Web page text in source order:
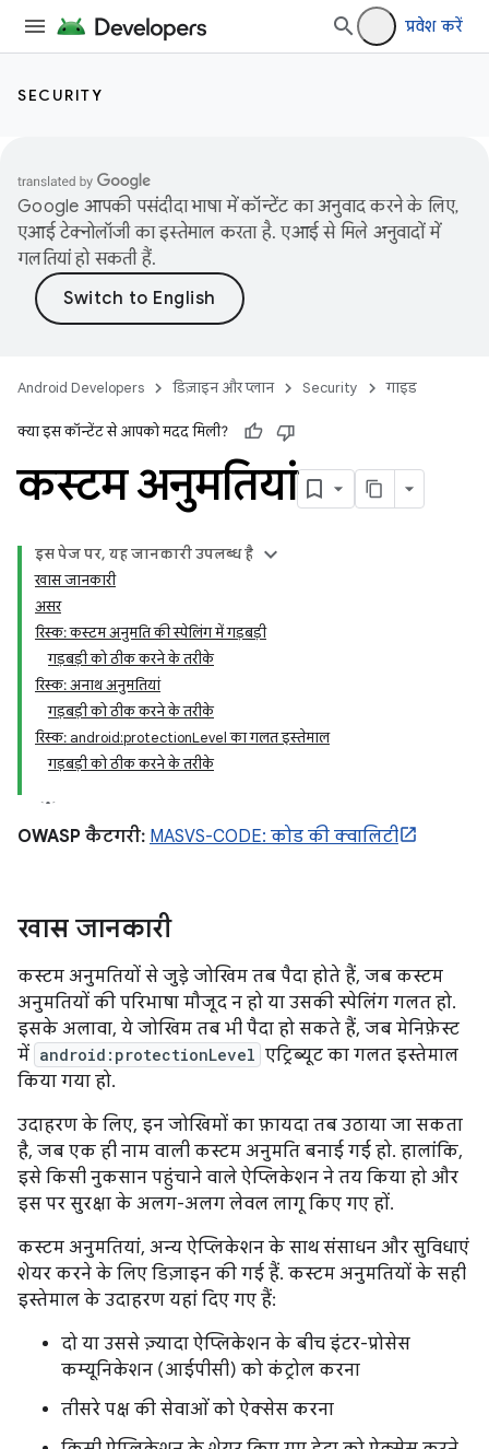
प्रवेश करें
SECURITY
Google आपकी पसंदीदा भाषा में कॉन्टेंट का अनुवाद करने के लिए,
एआई टेक्नोलॉजी का इस्तेमाल करता है. एआई से मिले अनुवादों में
गलतियां हो सकती हैं.
Android Developers डिज़ाइन और प्लान Security गाइड
क्या इस कॉन्टेंट से आपको मदद मिली?
कस्टम अनुमतियां
इस पेज पर, यह जानकारी उपलब्ध है
खास जानकारी
असर
रिस्क: कस्टम अनुमति की स्पेलिंग में गड़बड़ी
गड़बड़ी को ठीक करने के तरीके
रिस्क: अनाथ अनुमतियां
गड़बड़ी को ठीक करने के तरीके
रिस्क: android:protectionLevel का गलत इस्तेमाल
गड़बड़ी को ठीक करने के तरीके
OWASP कैटगरी: MASVS-CODE: कोड की क्वालिटी
खास जानकारी
कस्टम अनुमतियों से जुड़े जोखिम तब पैदा होते हैं, जब कस्टम
अनुमतियों की परिभाषा मौजूद न हो या उसकी स्पेलिंग गलत हो.
इसके अलावा, ये जोखिम तब भी पैदा हो सकते हैं, जब मेनिफ़ेस्ट
में android:protectionLevel एट्रिब्यूट का गलत इस्तेमाल
किया गया हो.
उदाहरण के लिए, इन जोखिमों का फ़ायदा तब उठाया जा सकता
है, जब एक ही नाम वाली कस्टम अनुमति बनाई गई हो. हालांकि,
इसे किसी नुकसान पहुंचाने वाले ऐप्लिकेशन ने तय किया हो और
इस पर सुरक्षा के अलग-अलग लेवल लागू किए गए हों.
कस्टम अनुमतियां, अन्य ऐप्लिकेशन के साथ संसाधन और सुविधाएं
शेयर करने के लिए डिज़ाइन की गई हैं. कस्टम अनुमतियों के सही
इस्तेमाल के उदाहरण यहां दिए गए हैं:
दो या उससे ज़्यादा ऐप्लिकेशन के बीच इंटर-प्रोसेस
कम्यूनिकेशन (आईपीसी) को कंट्रोल करना
तीसरे पक्ष की सेवाओं को ऐक्सेस करना